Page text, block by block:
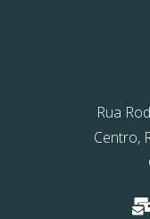
Rua
Centro,